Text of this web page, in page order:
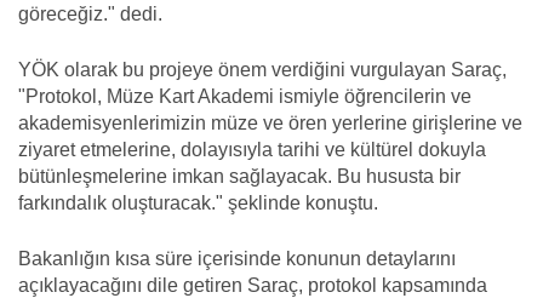
göreceğiz." dedi.
YÖK olarak bu projeye önem verdiğini vurgulayan Saraç,
"Protokol, Müze Kart Akademi ismiyle öğrencilerin ve
akademisyenlerimizin müze ve ören yerlerine girişlerine ve
ziyaret etmelerine, dolayısıyla tarihi ve kültürel dokuyla
bütünleşmelerine imkan sağlayacak. Bu hususta bir
farkındalık oluşturacak." şeklinde konuştu.
Bakanlığın kısa süre içerisinde konunun detaylarını
açıklayacağını dile getiren Saraç, protokol kapsamında